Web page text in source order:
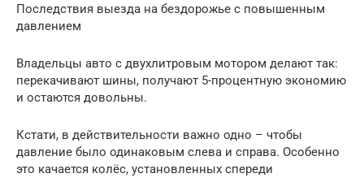
Последствия выезда на бездорожье с повышенным
давлением
Владельцы авто с двухлитровым мотором делают так:
перекачивают шины, получают 5-процентную экономию
и остаются довольны.
Кстати, в действительности важно одно – чтобы
давление было одинаковым слева и справа. Особенно
это качается колёс, установленных спереди